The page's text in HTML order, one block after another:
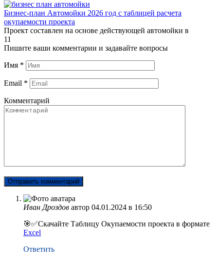
Бизнес-план Автомойки 2026 год с таблицей расчета
окупаемости проекта
Проект составлен на основе действующей автомойки в
11
Пишите ваши комментарии и задавайте вопросы
Имя *
Email *
Комментарий
Иван Дроздов автор 04.01.2024 в 16:50
🎯✅Скачайте Таблицу Окупаемости проекта в формате
Excel
Ответить